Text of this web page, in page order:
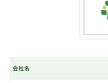
会社名